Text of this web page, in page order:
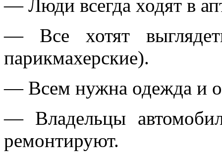
— Люди всегда ходят в
— Все хотят
парикмахерские).
— Всем нужна одежда и
— Владельцы
ремонтируют.